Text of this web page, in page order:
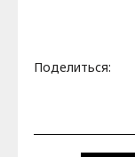
Поделиться: